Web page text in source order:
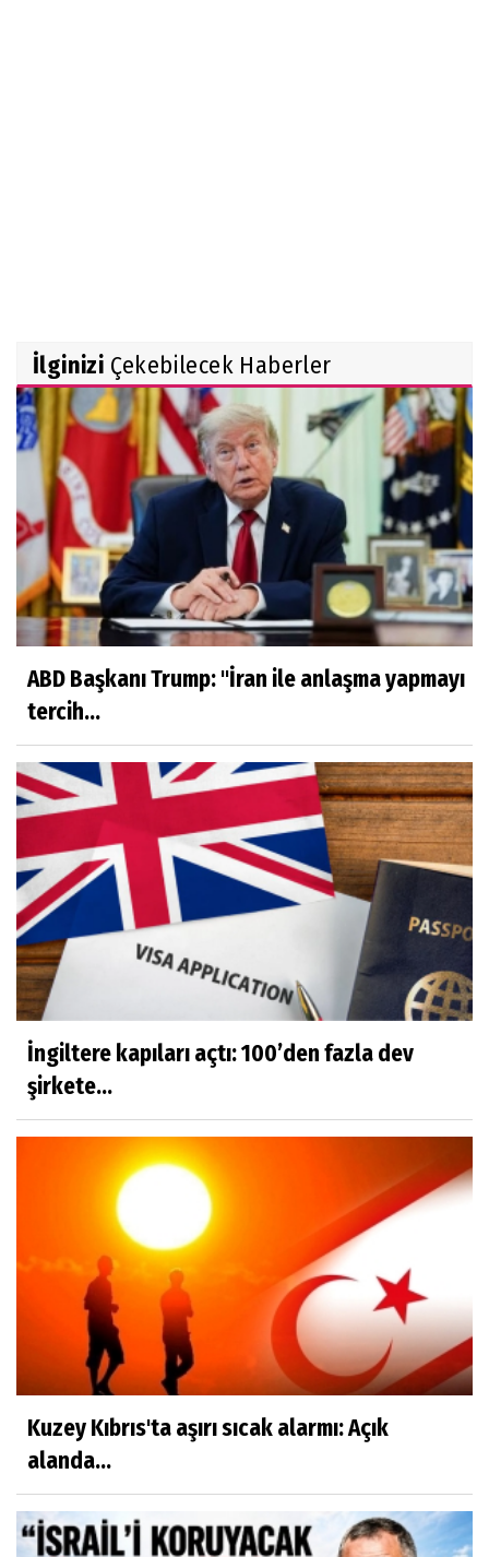
İlginizi Çekebilecek Haberler
ABD Başkanı Trump: "İran ile anlaşma yapmayı
tercih...
İngiltere kapıları açtı: 100’den fazla dev
şirkete...
Kuzey Kıbrıs'ta aşırı sıcak alarmı: Açık
alanda...